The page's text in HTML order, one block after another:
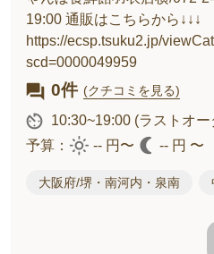
19:00 通販はこちらから↓↓↓
https://ecsp.tsuku2.jp/
scd=0000049959
0件 (クチコミを見る)
10:30~19:00 (ラストオ
予算：
-- 円〜 -- 円 〜
大阪府/堺・南河内・泉南